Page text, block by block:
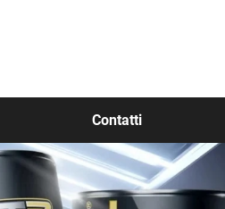
Contatti